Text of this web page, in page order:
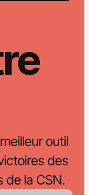
outil
des
la CSN.